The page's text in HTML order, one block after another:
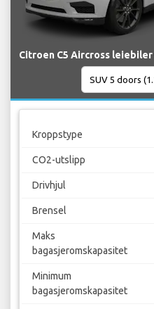
Citroen C5 Aircross
Kroppstype
CO2-utslipp
Drivhjul
Brensel
Maks
bagasjeromskapasitet
Minimum
bagasjeromskapasitet